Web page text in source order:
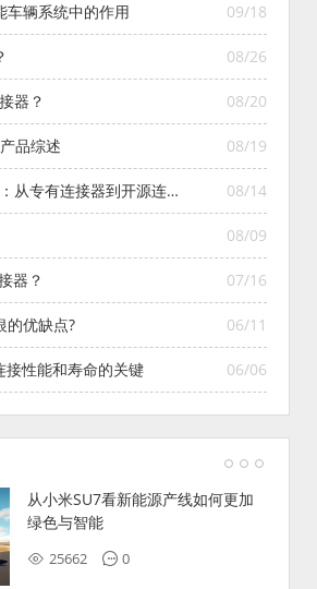
09/18
车辆系统中的作用
08/26
08/20
器？
08/19
品综述
08/14
从专有连接器到开源连接
08/09
07/16
器？
06/11
的优缺点?
06/06
接性能和寿命的关键
从小米SU7看新能源产线如何更加
绿色与智能
25662 0